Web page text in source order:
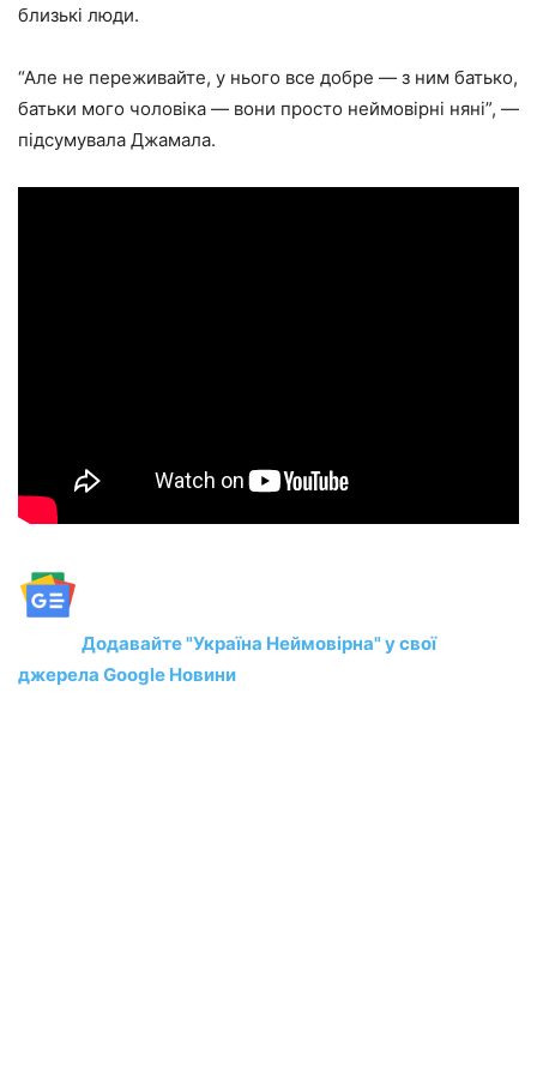
близькі люди.
“Але не переживайте, у нього все добре — з ним батько,
батьки мого чоловіка — вони просто неймовірні няні”, —
підсумувала Джамала.
Додавайте "Україна Неймовірна" у свої
джерела Google Новини